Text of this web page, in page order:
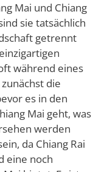
Mai und Chiang
sie tatsächlich
getrennt
während eines
die
es in den
Mai geht, was
werden
da Chiang Rai
eine noch